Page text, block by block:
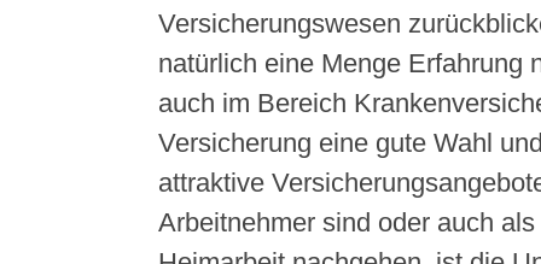
Versicherungswesen
natürlich eine Menge Erfahrung
auch im Bereich
Versicherung eine gute Wahl
attraktive
Arbeitnehmer sind oder auch